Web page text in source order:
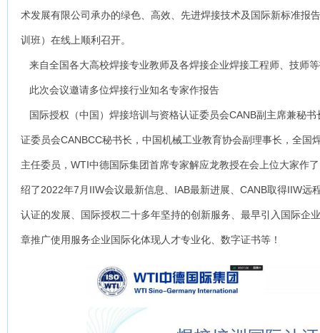
术发展有限公司承办的绿色、高效、先进焊接技术及国际新标准报
训班）在线上顺利召开。
来自全国各大高校焊接专业教师及各焊接企业焊接工程师、技师
此次会议邀请多位焊接行业知名专家作报告
国际授权（中国）焊接培训与资格认证委员会CANB副主席兼秘
证委员会CANBCC秘书长，中国机械工业教育协会副理事长，全国
主任委员，WTI中德国际集团首席专家解应龙教授在会上位大家作
绍了2022年7月IIW会议最新信息、IAB最新进展、CANB取得IIW远
认证的发展、国际授权二十多年坚持的创新服务、最早引入国际企
章推广使用服务企业国际化体现人才专业化、数字证书等！